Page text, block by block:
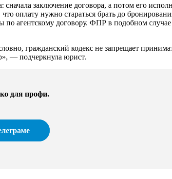
сначала заключение договора, а потом его
оплату нужно стараться брать до
агентскому договору. ФПР в подобном
гражданский кодекс не запрещает
— подчеркнула юрист.
для профи.​